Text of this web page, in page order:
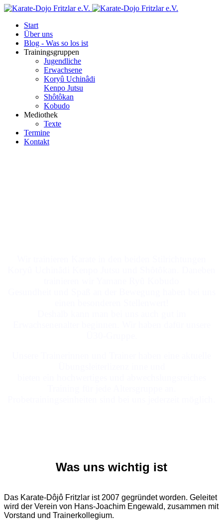
Start
Über uns
Blog - Was so los ist
Trainingsgruppen
Jugendliche
Erwachsene
Koryû Uchinâdi
Kenpo Jutsu
Shôtôkan
Kobudo
Mediothek
Texte
Termine
Kontakt
Was uns wichtig ist
Das Karate-Dôjô Fritzlar ist 2007 gegründet worden. Geleitet
wird der Verein von Hans-Joachim Engewald, zusammen mit
Vorstand und Trainerkollegium.